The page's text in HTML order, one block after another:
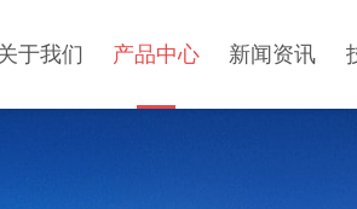
于我们 产品中心 新闻资讯